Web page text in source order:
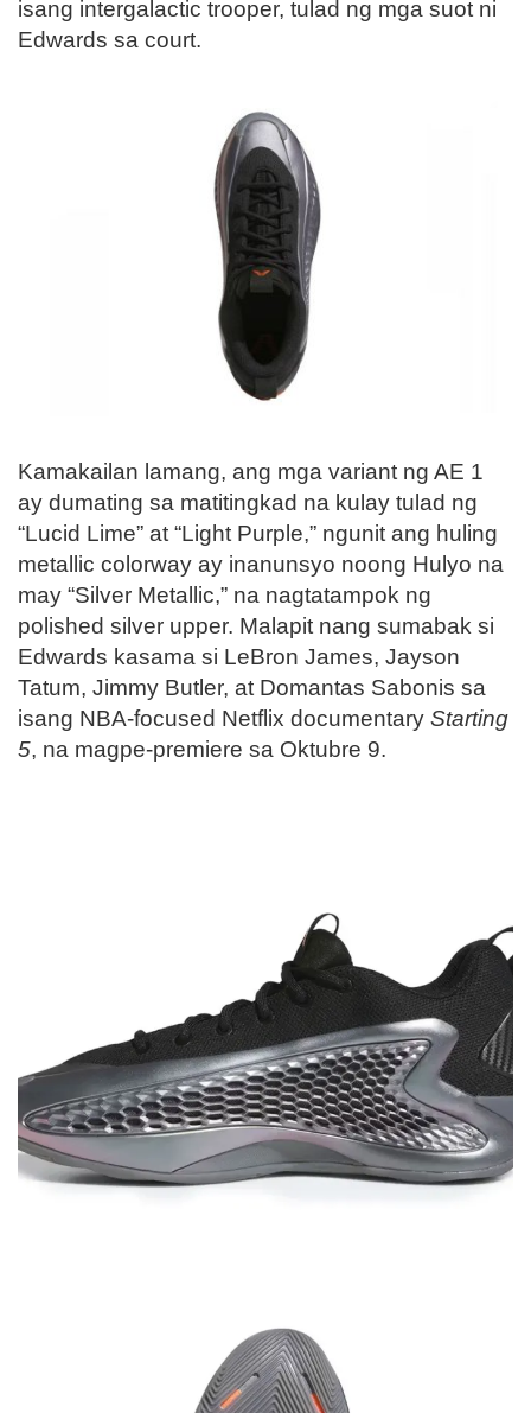
isang intergalactic trooper, tulad ng mga suot ni
Edwards sa court.
Kamakailan lamang, ang mga variant ng AE 1
ay dumating sa matitingkad na kulay tulad ng
“Lucid Lime” at “Light Purple,” ngunit ang huling
metallic colorway ay inanunsyo noong Hulyo na
may “Silver Metallic,” na nagtatampok ng
polished silver upper. Malapit nang sumabak si
Edwards kasama si LeBron James, Jayson
Tatum, Jimmy Butler, at Domantas Sabonis sa
isang NBA-focused Netflix documentary Starting
5, na magpe-premiere sa Oktubre 9.